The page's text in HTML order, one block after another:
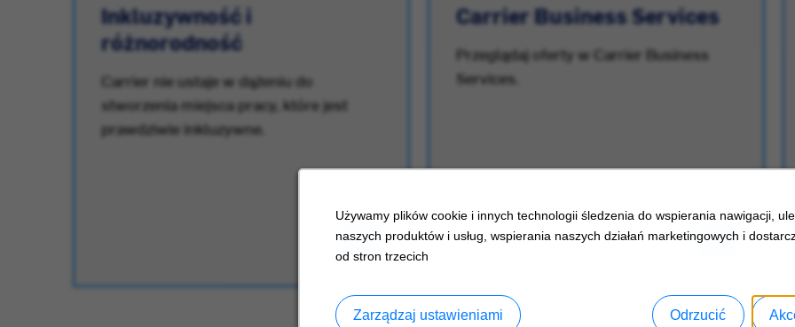
Używamy plików cookie i innych technologii śledzenia do wspierania nawigacji,
naszych produktów i usług, wspierania naszych działań marketingowych i
od stron trzecich
Odrzucić
Zarządzaj ustawieniami
Inkluzywność i
różnorodność
Carrier nie ustaje w dążeniu do
stworzenia miejsca pracy, które jest
prawdziwie inkluzywne.
Carrier Business Services
Przeglądaj oferty w Carrier Business
Services.